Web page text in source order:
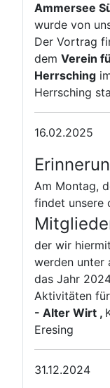
Ammersee
wurde von
Der Vortrag
dem Verein
Herrsching
Herrsching
16.02.2025
Am Montag,
findet unsere
der wir
werden unter
das Jahr
Aktivitäten
- Alter Wirt ,
Eresing
31.12.2024